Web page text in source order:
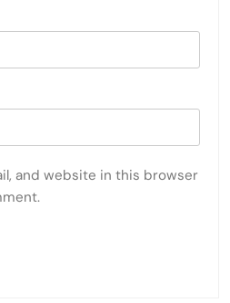
and website in this browser